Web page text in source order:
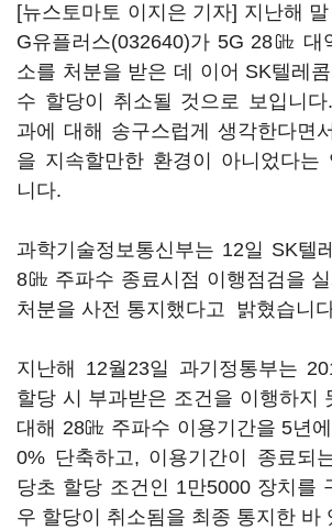
[뉴스토마토 이지은 기자] 지난해 말
G유플러스(032640)가 5G 28㎓ 대
소를 처분을 받은 데 이어 SK텔레
수 할당이 취소될 것으로 보입니
과에 대해 송구스럽게 생각한다면
을 지속할만한 환경이 아니었다는
니다.
과학기술정보통신부는 12일 SK텔
8㎓ 주파수 종료시점 이행점검을
처분을 사전 통지했다고 밝혔습니
지난해 12월23일 과기정통부는
할당 시 부과받은 조건을 이행하지
대해 28㎓ 주파수 이용기간을 5년
0% 단축하고, 이용기간이 종료되
당초 할당 조건인 1만5000 장치를
우 할당이 취소됨을 최종 통지한 바